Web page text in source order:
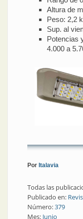
Altura de
Peso: 2,2
Sup. al
Potencias
4.000 a
Por Italavia
Todas las
Publicado en:
Número:379
Mes: Junio